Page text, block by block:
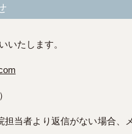
いたします。
当者より返信がない場合、